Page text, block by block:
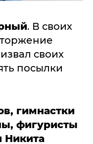
. В своих
своих
посылки
гимнастки
фигуристы
Никита